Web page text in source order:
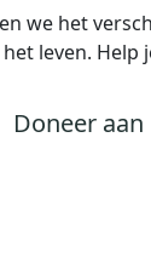
we het
leven. Help
Doneer